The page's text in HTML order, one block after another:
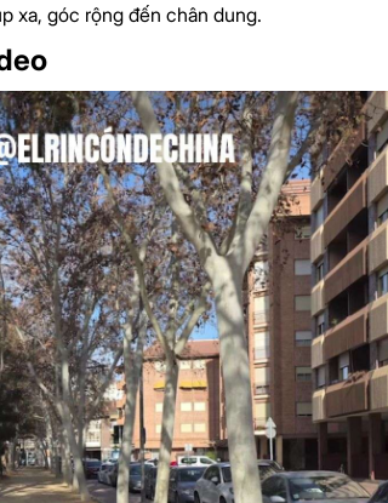
xa, góc rộng đến chân dung.